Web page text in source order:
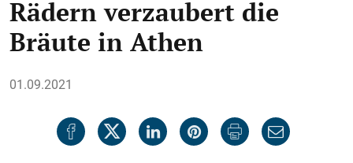
Rädern verzaubert die
Bräute in Athen
01.09.2021